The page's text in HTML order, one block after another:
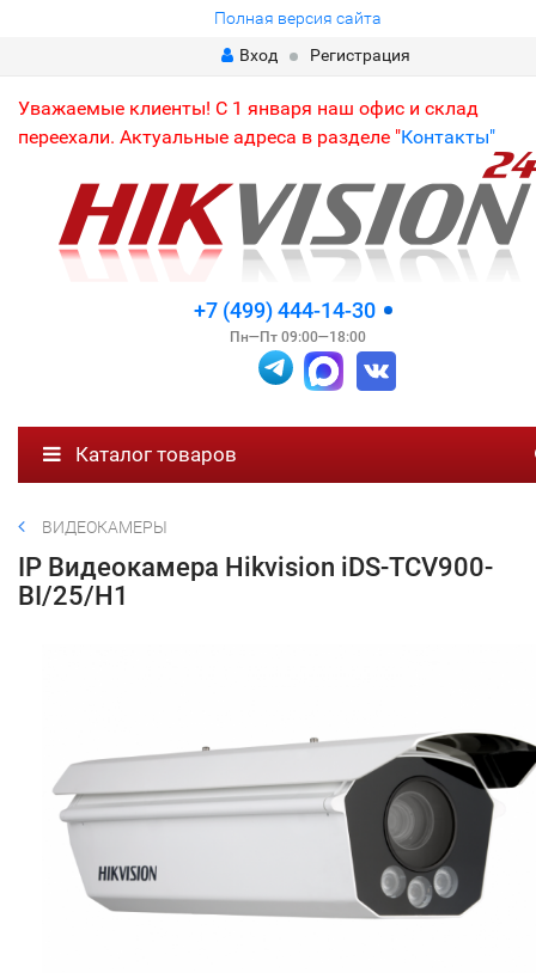
Полная версия сайта
Вход
Регистрация
Уважаемые клиенты! С 1 января наш офис и склад
переехали. Актуальные адреса в разделе "Контакты"
+7 (499) 444-14-30
Пн—Пт 09:00—18:00
Каталог товаров
ВИДЕОКАМЕРЫ
IP Видеокамера Hikvision iDS-TCV900-
BI/25/H1